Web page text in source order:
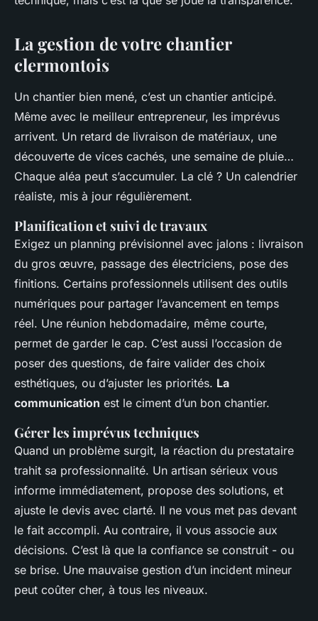
La gestion de votre chantier
clermontois
Un chantier bien mené, c’est un chantier anticipé.
Même avec le meilleur entrepreneur, les imprévus
arrivent. Un retard de livraison de matériaux, une
découverte de vices cachés, une semaine de pluie…
Chaque aléa peut s’accumuler. La clé ? Un calendrier
réaliste, mis à jour régulièrement.
Planification et suivi de travaux
Exigez un planning prévisionnel avec jalons : livraison
du gros œuvre, passage des électriciens, pose des
finitions. Certains professionnels utilisent des outils
numériques pour partager l’avancement en temps
réel. Une réunion hebdomadaire, même courte,
permet de garder le cap. C’est aussi l’occasion de
poser des questions, de faire valider des choix
esthétiques, ou d’ajuster les priorités. La
communication est le ciment d’un bon chantier.
Gérer les imprévus techniques
Quand un problème surgit, la réaction du prestataire
trahit sa professionnalité. Un artisan sérieux vous
informe immédiatement, propose des solutions, et
ajuste le devis avec clarté. Il ne vous met pas devant
le fait accompli. Au contraire, il vous associe aux
décisions. C’est là que la confiance se construit - ou
se brise. Une mauvaise gestion d’un incident mineur
peut coûter cher, à tous les niveaux.